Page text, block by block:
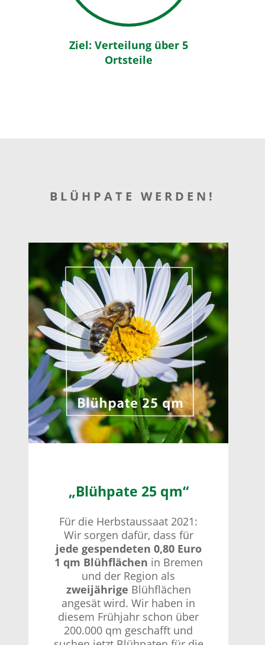
Ziel: Verteilung über 5
Ortsteile
BLÜHPATE WERDEN!
„Blühpate 25 qm“
Für die Herbstaussaat 2021:
Wir sorgen dafür, dass für
jede gespendeten 0,80 Euro
1 qm Blühflächen in Bremen
und der Region als
zweijährige Blühflächen
angesät wird. Wir haben in
diesem Frühjahr schon über
200.000 qm geschafft und